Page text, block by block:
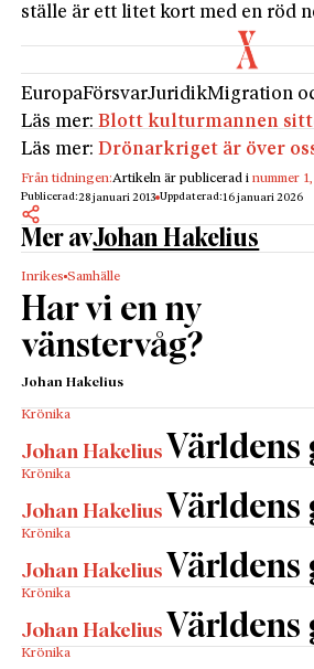
ställe är ett litet kort med en röd
EuropaFörsvarJuridikMigration
Läs mer:Blott kulturmannen
Läs mer:Drönarkriget är över
Från tidningen:Artikeln är publicerad inummer
Publicerad:28 januari 2013 Uppdaterad:16 januari 2026
Mer avJohan Hakelius
Inrikes Samhälle
Har vi en ny
vänstervåg?
Johan Hakelius
Krönika
Johan Hakelius Världens
Krönika
Johan Hakelius Världens
Krönika
Johan Hakelius Världens
Krönika
Johan Hakelius Världens
Krönika